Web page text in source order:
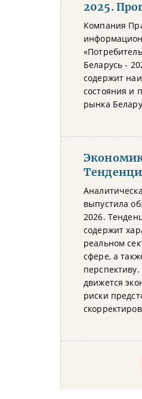
2025.
Компания
Беларусь -
содержит
состояния и
рынка
выпустила
2026.
содержит
реальном
сфере, а
движется
риски